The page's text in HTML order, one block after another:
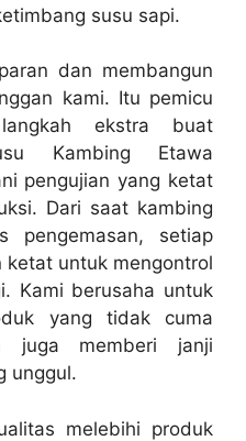
susu sapi.
dan membangun
kami. Itu pemicu
ekstra buat
Kambing Etawa
pengujian yang ketat
Dari saat kambing
pengemasan, setiap
untuk mengontrol
Kami berusaha untuk
yang tidak cuma
juga memberi janji
unggul.
melebihi produk